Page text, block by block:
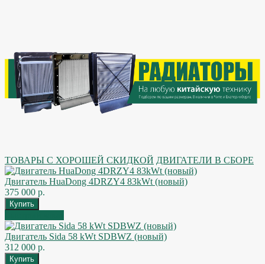
ТОВАРЫ С ХОРОШЕЙ СКИДКОЙ ДВИГАТЕЛИ В СБОРЕ
Двигатель HuaDong 4DRZY4 83kWt (новый)
375 000 р.
Двигатель Sida 58 kWt SDBWZ (новый)
312 000 р.